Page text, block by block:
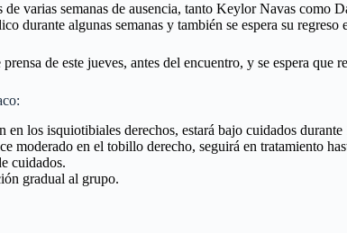
varias semanas de ausencia, tanto Keylor Navas
durante algunas semanas y también se espera su
de este jueves, antes del encuentro, y se espera que
los isquiotibiales derechos, estará bajo cuidados durante
moderado en el tobillo derecho, seguirá en tratamiento
cuidados.
gradual al grupo.